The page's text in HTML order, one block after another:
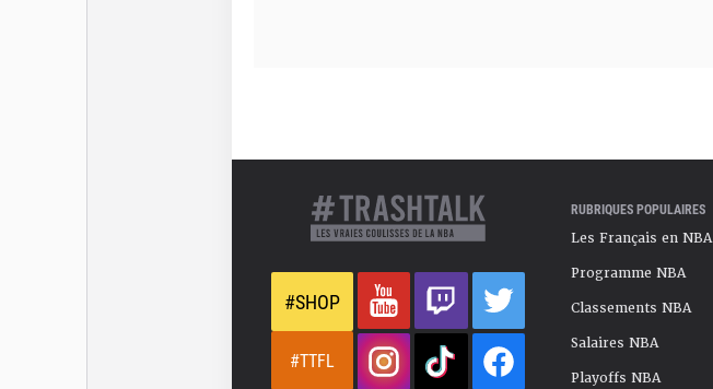
#SHOP
#TTFL
RUBRIQUES POPULAIRES
Les Français en NBA
Programme NBA
Classements NBA
Salaires NBA
Playoffs NBA